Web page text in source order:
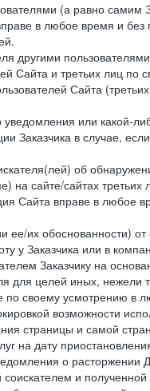
(а равно
в любое время и
другими
Сайта и третьих лиц
Сайта
или какой-
Заказчика в случае,
об
сайте/сайтах
Сайта вправе в любое
их обоснованности)
у Заказчика или в
Заказчику на
для целей иных,
своему усмотрению в
возможности
страницы и самой
дату
о
и